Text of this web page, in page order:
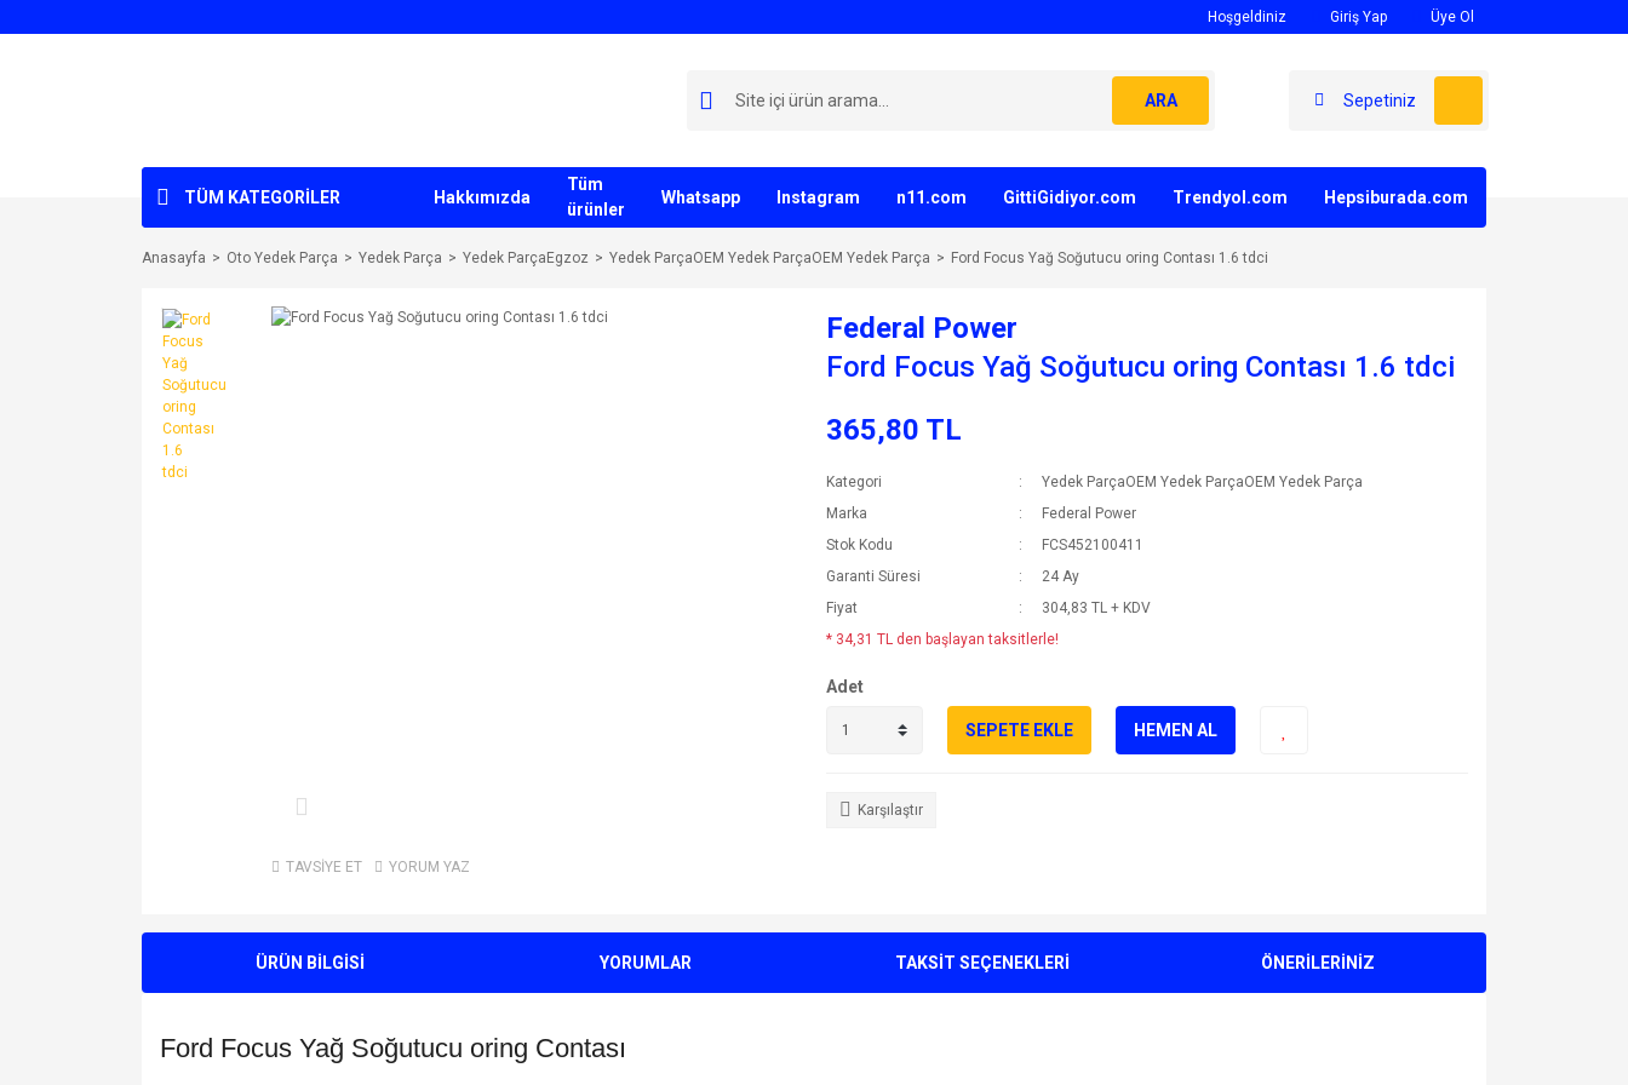
Hoşgeldiniz Giriş Yap Üye Ol
ARA Sepetiniz
TÜM KATEGORİLER Hakkımızda
Tüm
ürünler
Whatsapp Instagram n11.com GittiGidiyor.com Trendyol.com Hepsiburada.com
Anasayfa Oto Yedek Parça Yedek Parça Yedek ParçaEgzoz Yedek ParçaOEM Yedek ParçaOEM Yedek Parça Ford Focus Yağ Soğutucu oring Contası 1.6 tdci
TAVSİYE ET YORUM YAZ
Federal Power
Ford Focus Yağ Soğutucu oring Contası 1.6 tdci
365,80 TL
Kategori
Yedek ParçaOEM Yedek ParçaOEM Yedek Parça
Marka
Federal Power
Stok Kodu
FCS452100411
Garanti Süresi
24 Ay
Fiyat
304,83 TL + KDV
* 34,31 TL den başlayan taksitlerle!
Adet
SEPETE EKLE HEMEN AL
Karşılaştır
ÜRÜN BİLGİSİ YORUMLAR TAKSİT SEÇENEKLERİ ÖNERİLERİNİZ
Ford Focus Yağ Soğutucu oring Contası